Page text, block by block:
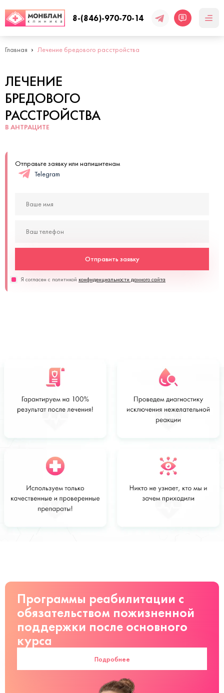
8-(846)-970-70-14
Главная Лечение бредового расстройства
ЛЕЧЕНИЕ
БРЕДОВОГО
РАССТРОЙСТВА
В АНТРАЦИТЕ
Отправьте заявку или напишитенам
Telegram
Отправить заявку
Я согласен с политикой конфиденциальности данного сайта
Стоимость
от 2000 руб
Заказать
Программы реабилитации с
обязательством пожизненной
поддержки после основного
курса
Подробнее